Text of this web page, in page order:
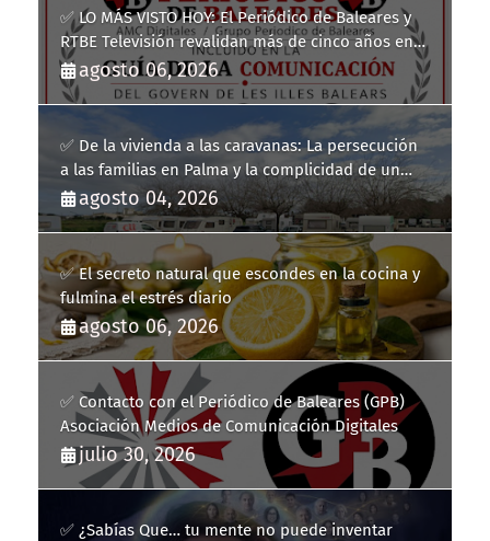
✅ LO MÁS VISTO HOY: El Periódico de Baleares y
RTBE Televisión revalidan más de cinco años en
la Guía de la Comunicación del Govern de les Illes
Balears
agosto 06, 2026
✅ De la vivienda a las caravanas: La persecución
a las familias en Palma y la complicidad de un
fracaso heredado
agosto 04, 2026
✅ El secreto natural que escondes en la cocina y
fulmina el estrés diario
agosto 06, 2026
✅ Contacto con el Periódico de Baleares (GPB)
Asociación Medios de Comunicación Digitales
julio 30, 2026
✅ ¿Sabías Que… tu mente no puede inventar